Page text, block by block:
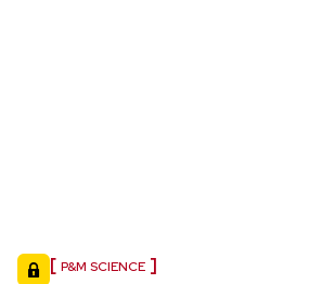
P&M SCIENCE